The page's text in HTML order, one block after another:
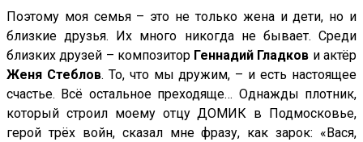
Поэтому моя семья – это не только жена и дети, но и
близкие друзья. Их много никогда не бывает. Среди
близких друзей – композитор Геннадий Гладков и актёр
Женя Стеблов. То, что мы дружим, – и есть настоящее
счастье. Всё остальное преходяще… Однажды плотник,
который строил моему отцу ДОМИК в Подмосковье,
герой трёх войн, сказал мне фразу, как зарок: «Вася,